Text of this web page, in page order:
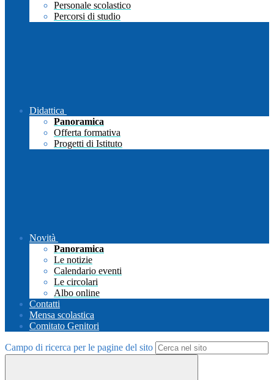
Personale scolastico
Percorsi di studio
Didattica
Panoramica
Offerta formativa
Progetti di Istituto
Novità
Panoramica
Le notizie
Calendario eventi
Le circolari
Albo online
Contatti
Mensa scolastica
Comitato Genitori
Campo di ricerca per le pagine del sito